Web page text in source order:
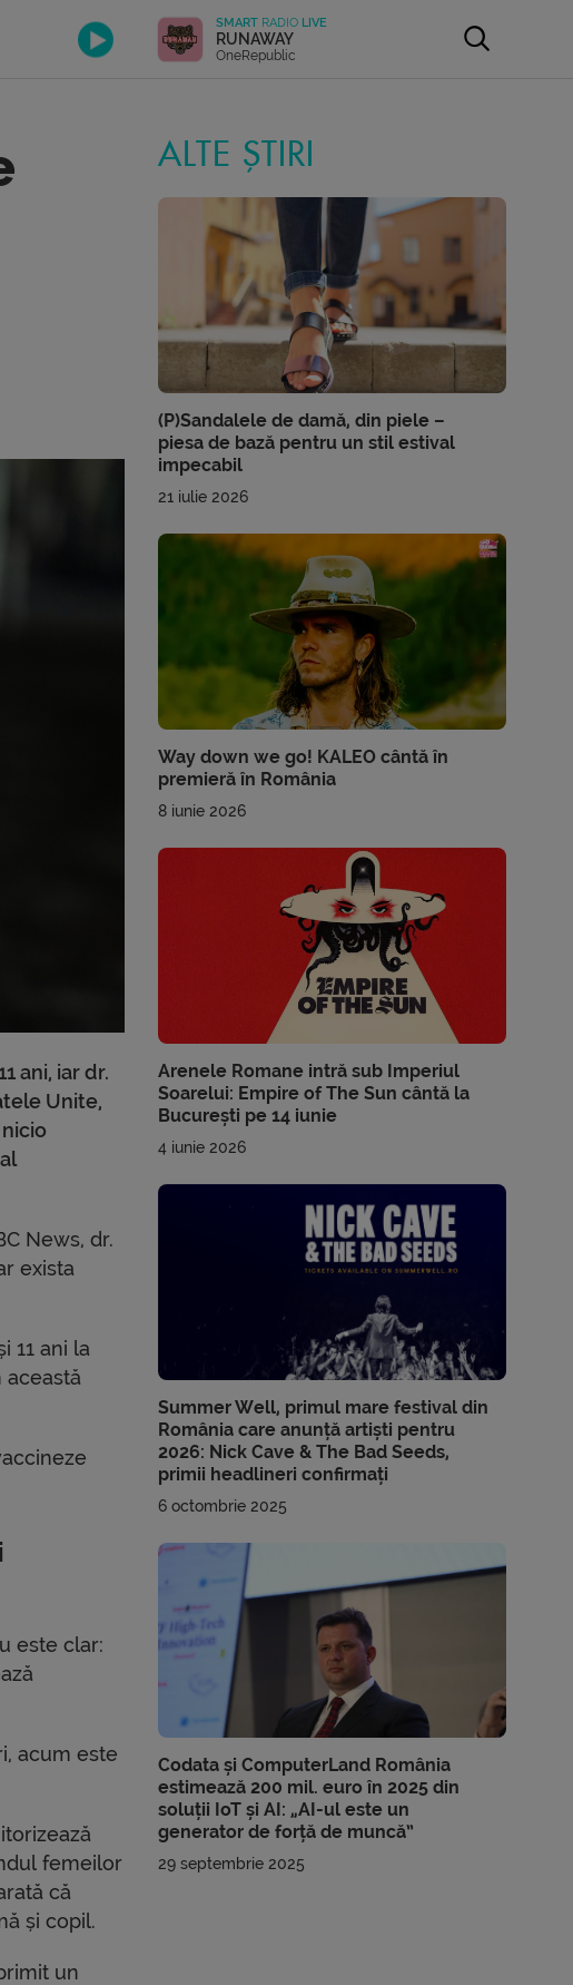
SMART RADIO LIVE
RUNAWAY
OneRepublic
ani, iar dr.
Unite,
News, dr.
exista
11 ani la
este clar:
acum este
femeilor
că
și copil.
un
ALTE ȘTIRI
(P)Sandalele de damă, din piele –
piesa de bază pentru un stil estival
impecabil
21 iulie 2026
Way down we go! KALEO cântă în
premieră în România
8 iunie 2026
Arenele Romane intră sub Imperiul
Soarelui: Empire of The Sun cântă la
București pe 14 iunie
4 iunie 2026
Summer Well, primul mare festival din
România care anunță artiști pentru
2026: Nick Cave & The Bad Seeds,
primii headlineri confirmați
6 octombrie 2025
Codata și ComputerLand România
estimează 200 mil. euro în 2025 din
soluții IoT și AI: „AI-ul este un
generator de forță de muncă”
29 septembrie 2025